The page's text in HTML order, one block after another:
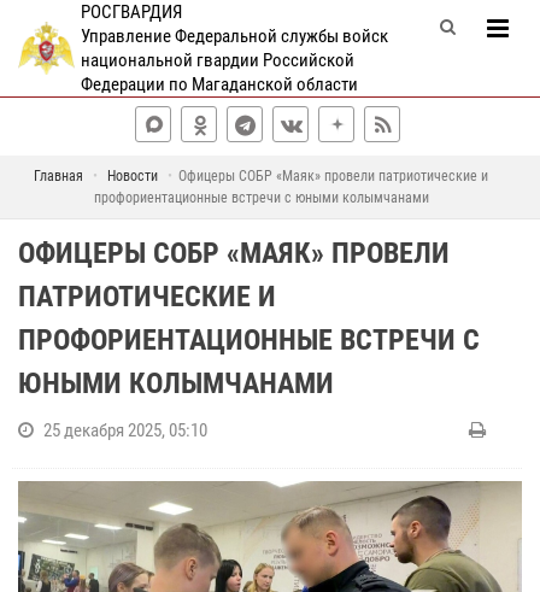
РОСГВАРДИЯ
Управление Федеральной службы войск
национальной гвардии Российской
Федерации по Магаданской области
Главная Новости
Офицеры СОБР «Маяк» провели патриотические и
профориентационные встречи с юными колымчанами
ОФИЦЕРЫ СОБР «МАЯК» ПРОВЕЛИ
ПАТРИОТИЧЕСКИЕ И
ПРОФОРИЕНТАЦИОННЫЕ ВСТРЕЧИ С
ЮНЫМИ КОЛЫМЧАНАМИ
25 декабря 2025, 05:10